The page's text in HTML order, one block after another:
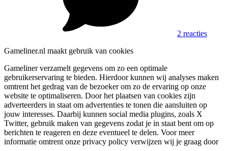
2 reacties
Gameliner.nl maakt gebruik van cookies
Gameliner verzamelt gegevens om zo een optimale
gebruikerservaring te bieden. Hierdoor kunnen wij analyses maken
omtrent het gedrag van de bezoeker om zo de ervaring op onze
website te optimaliseren. Door het plaatsen van cookies zijn
adverteerders in staat om advertenties te tonen die aansluiten op
jouw interesses. Daarbij kunnen social media plugins, zoals X
Twitter, gebruik maken van gegevens zodat je in staat bent om op
berichten te reageren en deze eventueel te delen. Voor meer
informatie omtrent onze privacy policy verwijzen wij je graag door